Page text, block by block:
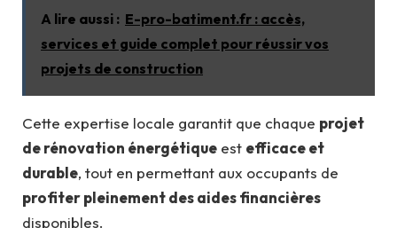
A lire aussi : E-pro-batiment.fr : accès,
services et guide complet pour réussir vos
projets de construction
Cette expertise locale garantit que chaque projet
de rénovation énergétique est efficace et
durable, tout en permettant aux occupants de
profiter pleinement des aides financières
disponibles.